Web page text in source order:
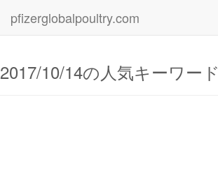
pfizerglobalpoultry.com
2017/10/14の人気キーワード